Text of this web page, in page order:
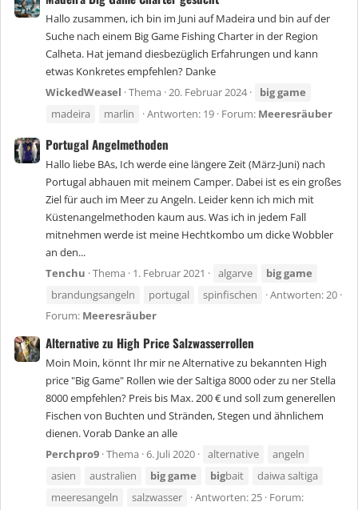
Hallo zusammen, ich bin im Juni auf Madeira und bin auf der
Suche nach einem Big Game Fishing Charter in der Region
Calheta. Hat jemand diesbezüglich Erfahrungen und kann
etwas Konkretes empfehlen? Danke
WickedWeasel Thema 20. Februar 2024 biggame
madeira
marlin Antworten: 19 Forum: Meeresräuber
Portugal Angelmethoden
Hallo liebe BAs, Ich werde eine längere Zeit (März-Juni) nach
Portugal abhauen mit meinem Camper. Dabei ist es ein großes
Ziel für auch im Meer zu Angeln. Leider kenn ich mich mit
Küstenangelmethoden kaum aus. Was ich in jedem Fall
mitnehmen werde ist meine Hechtkombo um dicke Wobbler
an den...
Tenchu Thema 1. Februar 2021 algarve biggame
brandungsangeln
portugal spinfischen
Antworten: 20
Forum: Meeresräuber
Alternative zu High Price Salzwasserrollen
Moin Moin, könnt Ihr mir ne Alternative zu bekannten High
price "Big Game" Rollen wie der Saltiga 8000 oder zu ner Stella
8000 empfehlen? Preis bis Max. 200 € und soll zum generellen
Fischen von Buchten und Stränden, Stegen und ähnlichem
dienen. Vorab Danke an alle
Perchpro9 Thema 6. Juli 2020 alternative
angeln
asien
australien biggame bigbait
daiwa saltiga
meeresangeln
salzwasser Antworten: 25 Forum: